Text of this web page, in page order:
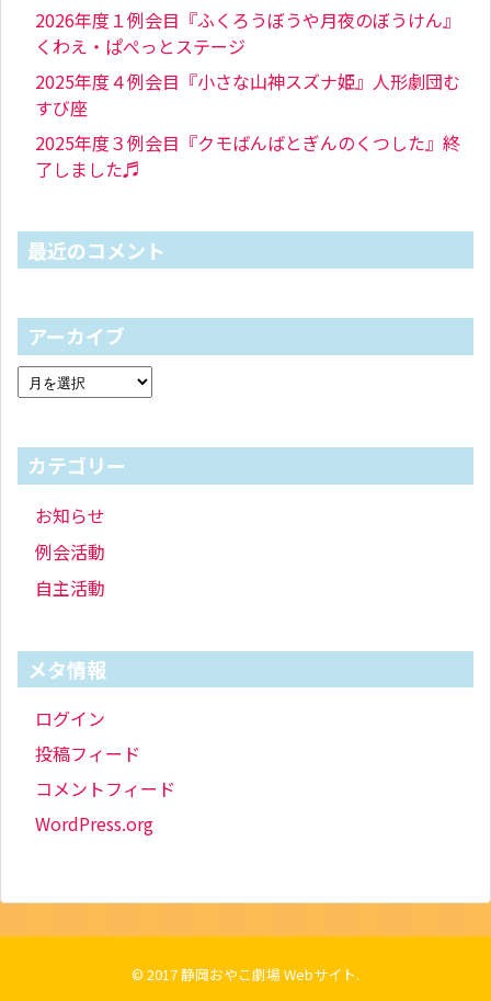
2026年度１例会目『ふくろうぼうや月夜のぼうけん』
くわえ・ぱぺっとステージ
2025年度４例会目『小さな山神スズナ姫』人形劇団む
すび座
2025年度３例会目『クモばんばとぎんのくつした』終
了しました♬
最近のコメント
アーカイブ
カテゴリー
お知らせ
例会活動
自主活動
メタ情報
ログイン
投稿フィード
コメントフィード
WordPress.org
© 2017静岡おやこ劇場 Webサイト.